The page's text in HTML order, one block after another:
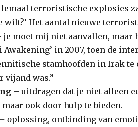
terroristische explosies
wilt?’ Het aantal nieuwe
moet mij niet aanvallen, maar
Awakening’ in 2007, toen de
stamhoofden in Irak te
vijand was.”
– uitdragen dat je niet alleen
ook door hulp te bieden.
– oplossing, ontbinding van